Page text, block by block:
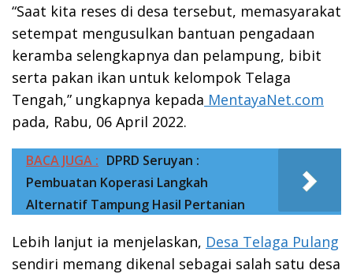
“Saat kita reses di desa tersebut, memasyarakat
setempat mengusulkan bantuan pengadaan
keramba selengkapnya dan pelampung, bibit
serta pakan ikan untuk kelompok Telaga
Tengah,” ungkapnya kepada MentayaNet.com
pada, Rabu, 06 April 2022.
BACA JUGA : DPRD Seruyan :
Pembuatan Koperasi Langkah
Alternatif Tampung Hasil Pertanian
Lebih lanjut ia menjelaskan, Desa Telaga Pulang
sendiri memang dikenal sebagai salah satu desa